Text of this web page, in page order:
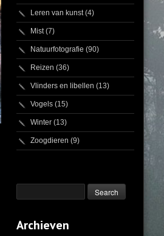
Leren van kunst(4)
Mist(7)
Natuurfotografie (90)
Reizen (36)
Vlinders en libellen (13)
Vogels (15)
Winter (13)
Zoogdieren (9)
Archieven